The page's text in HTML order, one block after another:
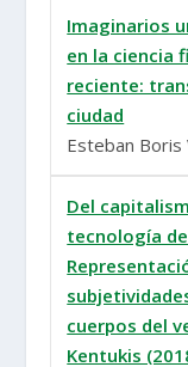
Imaginarios
en la ciencia
reciente:
ciudad
Esteban Boris
Del
tecnología
cuerpos del
Kentukis